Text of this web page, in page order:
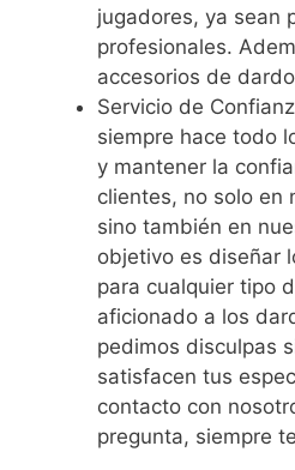
jugadores, ya sean
profesionales.
accesorios de
Servicio de
siempre hace todo
y mantener la
clientes, no solo en
sino también en
objetivo es diseñar
para cualquier tipo
aficionado a los
pedimos disculpas
satisfacen tus
contacto con
pregunta, siempre